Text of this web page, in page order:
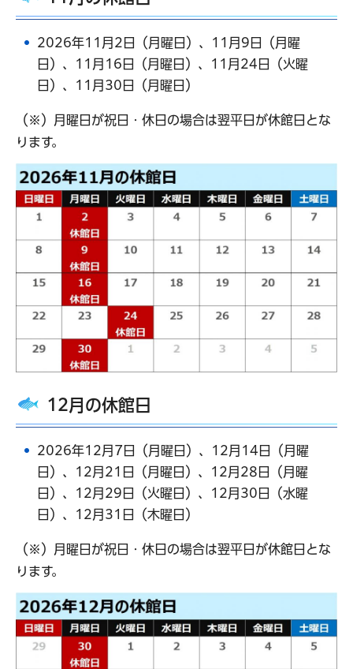
2026年11月2日（月曜日）、11月9日（月曜
日）、11月16日（月曜日）、11月24日（火曜
日）、11月30日（月曜日）
（※）月曜日が祝日・休日の場合は翌平日が休館日とな
ります。
12月の休館日
2026年12月7日（月曜日）、12月14日（月曜
日）、12月21日（月曜日）、12月28日（月曜
日）、12月29日（火曜日）、12月30日（水曜
日）、12月31日（木曜日）
（※）月曜日が祝日・休日の場合は翌平日が休館日とな
ります。